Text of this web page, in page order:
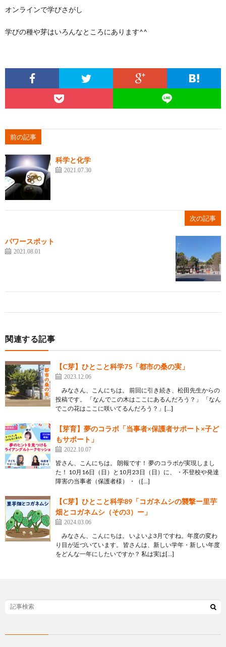
オンラインで学びさがし
学びの種や芽はいろんなところにあります^^
前の記事
科学と化学
2021.07.30
次の記事
パワースポット
2021.08.01
関連する記事
【C芽】ひとこと科学75「都市の桑の実」
2023.12.06
みなさん、こんにちは。 前回に引き続き、松田先生からの
投稿です。 「なんでこの木はここにあるんだろう？」 「なん
でこの花はここに咲いてるんだろう？」[…]
【芽育】夢のコラボ「当事者×保護者サポート×子ど
もサポート」
2022.10.07
皆さん、こんにちは。 朗報です！ 夢のコラボが実現しまし
た！ 10月16日（日）と10月23日（日）に、 ・不登校や発達
障害の当事者（保護者様） ・（[…]
【C芽】ひとこと科学89「コガネムシの襲撃ー里芋
畑とコガネムシ（その3）ー」
2024.03.06
みなさん、こんにちは。 いよいよ3月ですね。年度の変わ
り目が近づいています。 皆さんは、新しい学年・新しい年度
をどんな一年にしたいですか？ 私は実は[…]